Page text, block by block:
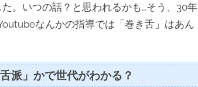
。いつの話？と思われるかも…そう、30年
なんかの指導では「巻き舌」はあん
派」かで世代がわかる？